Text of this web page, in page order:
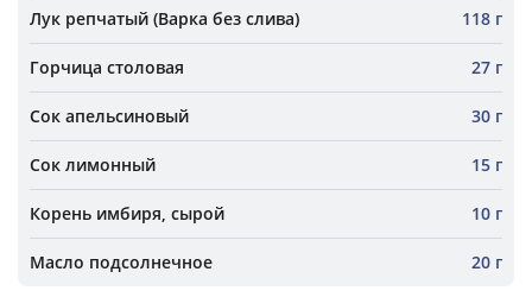
Лук репчатый (Варка без слива) 118 г
Горчица столовая 27 г
Сок апельсиновый 30 г
Сок лимонный 15 г
Корень имбиря, сырой 10 г
Масло подсолнечное 20 г